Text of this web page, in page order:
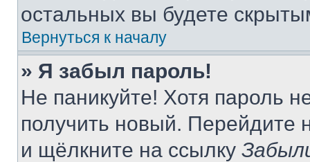
остальных вы будете
Вернуться к началу
» Я забыл пароль!
Не паникуйте! Хотя пароль
получить новый. Перейдите
и щёлкните на ссылку